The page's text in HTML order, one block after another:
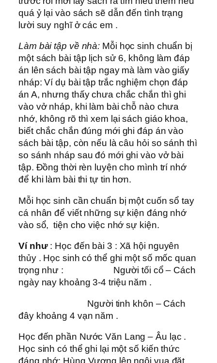
quá ỷ lại vào sách sẽ dẫn đến tình trạng
lười suy nghĩ ở các em .
Làm bài tập về nhà: Mỗi học sinh chuẩn bị
một sách bài tập lịch sử 6, không làm đáp
án lên sách bài tập ngay mà làm vào giấy
nháp: Ví dụ bài tập trắc nghiệm chọn đáp
án A, nhưng thấy chưa chắc chắn thì ghi
vào vở nháp, khi làm bài chỗ nào chưa
nhớ, không rõ thì xem lại sách giáo khoa,
biết chắc chắn đúng mới ghi đáp án vào
sách bài tập, còn nếu là câu hỏi so sánh thì
so sánh nháp sau đó mới ghi vào vở bài
tập. Đồng thời rèn luyện cho mình trí nhớ
để khi làm bài thi tự tin hơn.
Mỗi học sinh cần chuẩn bị một cuốn sổ tay
cá nhân để viết những sự kiện đáng nhớ
vào sổ, tiện cho việc nhớ sự kiện.
Ví như: Học đến bài 3 : Xã hội nguyên
thủy . Học sinh có thể ghi một số mốc quan
trọng như : Người tối cổ – Cách
ngày nay khoảng 3-4 triệu năm .
Người tinh khôn – Cách
đây khoảng 4 vạn năm .
Học đến phần Nước Văn Lang – Âu lạc .
Học sinh có thể ghi lại một số kiến thức
đáng nhớ: Hùng Vương lên ngôi vua đặt